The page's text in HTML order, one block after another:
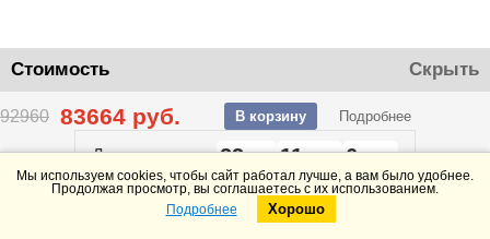
Стоимость Скрыть
92960 83664 руб. В корзину Подробнее
До конца акции23 11 6
Telegram
Мы используем cookies, чтобы сайт работал лучше, а вам было удобнее.
Продолжая просмотр, вы соглашаетесь с их использованием.
Подробнее
Хорошо